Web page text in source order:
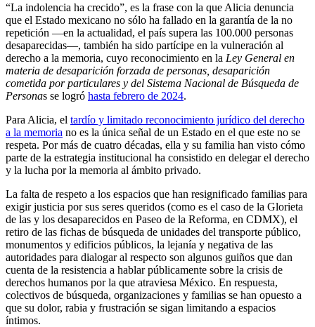
“La indolencia ha crecido”, es la frase con la que Alicia denuncia
que el Estado mexicano no sólo ha fallado en la garantía de la no
repetición —en la actualidad, el país supera las 100.000 personas
desaparecidas—, también ha sido partícipe en la vulneración al
derecho a la memoria, cuyo reconocimiento en la Ley General en
materia de desaparición forzada de personas, desaparición
cometida por particulares y del Sistema Nacional de Búsqueda de
Personas se logró hasta febrero de 2024.
Para Alicia, el tardío y limitado reconocimiento jurídico del derecho
a la memoria no es la única señal de un Estado en el que este no se
respeta. Por más de cuatro décadas, ella y su familia han visto cómo
parte de la estrategia institucional ha consistido en delegar el derecho
y la lucha por la memoria al ámbito privado.
La falta de respeto a los espacios que han resignificado familias para
exigir justicia por sus seres queridos (como es el caso de la Glorieta
de las y los desaparecidos en Paseo de la Reforma, en CDMX), el
retiro de las fichas de búsqueda de unidades del transporte público,
monumentos y edificios públicos, la lejanía y negativa de las
autoridades para dialogar al respecto son algunos guiños que dan
cuenta de la resistencia a hablar públicamente sobre la crisis de
derechos humanos por la que atraviesa México. En respuesta,
colectivos de búsqueda, organizaciones y familias se han opuesto a
que su dolor, rabia y frustración se sigan limitando a espacios
íntimos.